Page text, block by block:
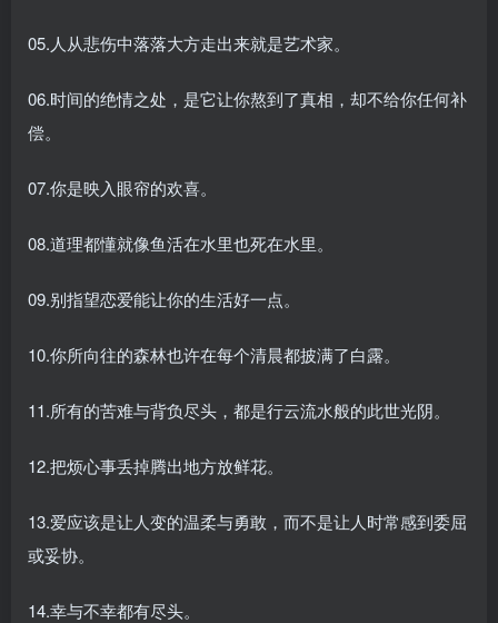
05.人从悲伤中落落大方走出来就是艺术家。
06.时间的绝情之处，是它让你熬到了真相，却不给你任何补
偿。
07.你是映入眼帘的欢喜。
08.道理都懂就像鱼活在水里也死在水里。
09.别指望恋爱能让你的生活好一点。
10.你所向往的森林也许在每个清晨都披满了白露。
11.所有的苦难与背负尽头，都是行云流水般的此世光阴。
12.把烦心事丢掉腾出地方放鲜花。
13.爱应该是让人变的温柔与勇敢，而不是让人时常感到委屈
或妥协。
14.幸与不幸都有尽头。